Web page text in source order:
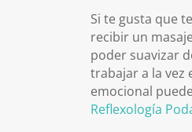
Si te gusta que
recibir un
poder suavizar
trabajar a la vez
emocional
Reflexología